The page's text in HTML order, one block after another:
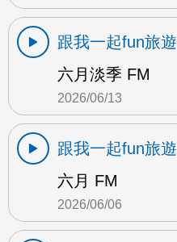
跟我一起fun旅遊
六月淡季 FM
2026/06/13
跟我一起fun旅遊
六月 FM
2026/06/06